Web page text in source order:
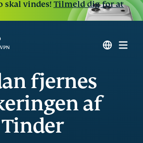
skal vindes!Tilmeld dig for at
fjernes
af
Tinder